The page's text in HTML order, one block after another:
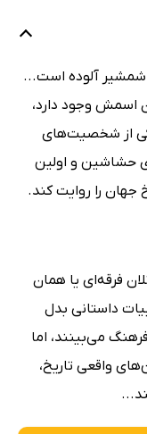
آلوده است...
اسمش وجود دارد،
از شخصیت‌های
حشاشین و اولین
جهان را روایت کند.
فرقه‌ای یا همان
داستانی بدل
می‌بینند، اما
واقعی تاریخ،